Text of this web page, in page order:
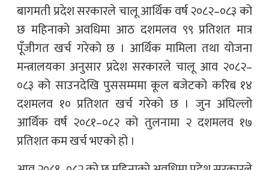
बागमती प्रदेश सरकारले चालू आर्थिक वर्ष २०८२–०८३ को
छ महिनाको अवधिमा आठ दशमलव ९९ प्रतिशत मात्र
पूँजीगत खर्च गरेको छ । आर्थिक मामिला तथा योजना
मन्त्रालयका अनुसार प्रदेश सरकारले चालू आव २०८२–
०८३ को साउनदेखि पुससम्ममा कूल बजेटको करिब १४
दशमलव १० प्रतिशत खर्च गरेको छ । जुन अघिल्लो
आर्थिक वर्ष २०८१–०८२ को तुलनामा २ दशमलव १७
प्रतिशत कम खर्च भएको हो ।